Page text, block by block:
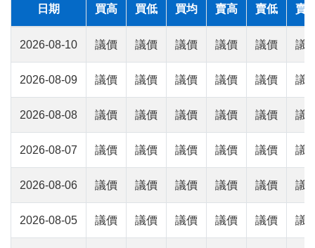
日期 買高 買低 買均 賣高 賣低 賣
2026-08-10 議價 議價 議價 議價 議價 議
2026-08-09 議價 議價 議價 議價 議價 議
2026-08-08 議價 議價 議價 議價 議價 議
2026-08-07 議價 議價 議價 議價 議價 議
2026-08-06 議價 議價 議價 議價 議價 議
2026-08-05 議價 議價 議價 議價 議價 議